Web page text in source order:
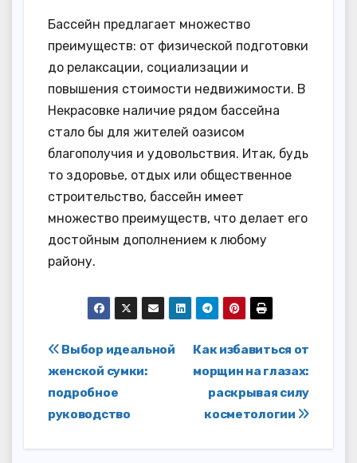
Бассейн предлагает множество
преимуществ: от физической подготовки
до релаксации, социализации и
повышения стоимости недвижимости. В
Некрасовке наличие рядом бассейна
стало бы для жителей оазисом
благополучия и удовольствия. Итак, будь
то здоровье, отдых или общественное
строительство, бассейн имеет
множество преимуществ, что делает его
достойным дополнением к любому
району.
Навигация
по
записям
Как избавиться от
морщин на глазах:
раскрывая силу
косметологии
Выбор идеальной
женской сумки:
подробное
руководство